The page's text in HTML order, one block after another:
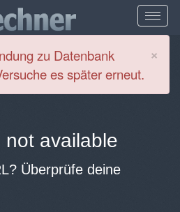
×
zu Datenbank
es später erneut.
available
Überprüfe deine